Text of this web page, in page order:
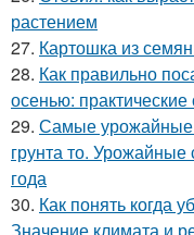
растением
27. Картошка из
28. Как правильно
осенью: практические
29. Самые урожайные
грунта то.
года
30. Как понять когда